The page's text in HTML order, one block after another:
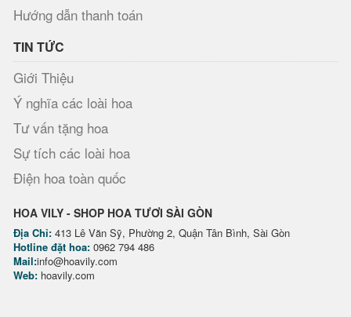
Hướng dẫn thanh toán
TIN TỨC
Giới Thiệu
Ý nghĩa các loài hoa
Tư vấn tặng hoa
Sự tích các loài hoa
Điện hoa toàn quốc
HOA VILY - SHOP HOA TƯƠI SÀI GÒN
Địa Chỉ: 413 Lê Văn Sỹ, Phường 2, Quận Tân Bình, Sài Gòn
Hotline đặt hoa: 0962 794 486
Mail:info@hoavily.com
Web: hoavily.com